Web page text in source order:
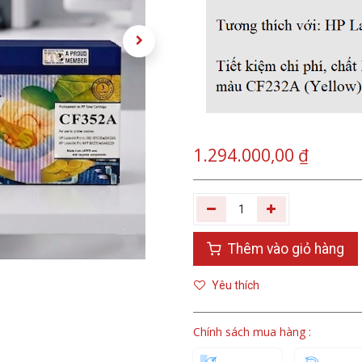
1.294.000,00 ₫
Thêm vào giỏ hàng
Yêu thích
Chính sách mua hàng :